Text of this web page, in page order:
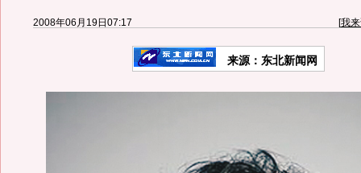
2008年06月19日07:17 [我
来源：东北新闻网